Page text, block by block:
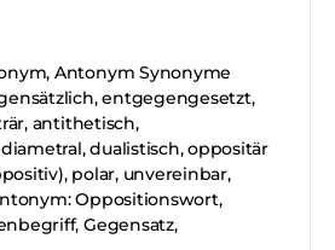
Antonym Synonyme
entgegengesetzt,
antithetisch,
dualistisch, oppositär
polar, unvereinbar,
Oppositionswort,
Gegensatz,